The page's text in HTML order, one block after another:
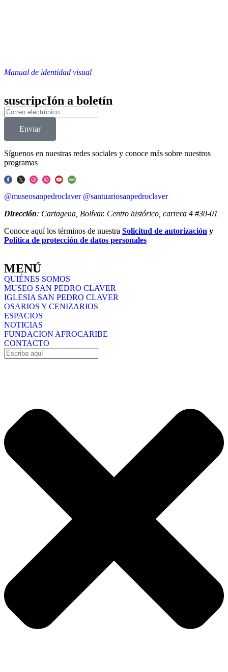
Manual de identidad visual
suscripcIón a boletín
Enviar
Síguenos en nuestras redes sociales y conoce más sobre nuestros
programas
@museosanpedroclaver @santuariosanpedroclaver
Dirección: Cartagena, Bolívar. Centro histórico, carrera 4 #30-01
Conoce aquí los términos de nuestra Solicitud de autorización y
Política de protección de datos personales
MENÚ
QUIÉNES SOMOS
MUSEO SAN PEDRO CLAVER
IGLESIA SAN PEDRO CLAVER
OSARIOS Y CENIZARIOS
ESPACIOS
NOTICIAS
FUNDACION AFROCARIBE
CONTACTO